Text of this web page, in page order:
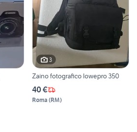
3
Zaino fotografico lowepro 350
40 €
Roma (RM)